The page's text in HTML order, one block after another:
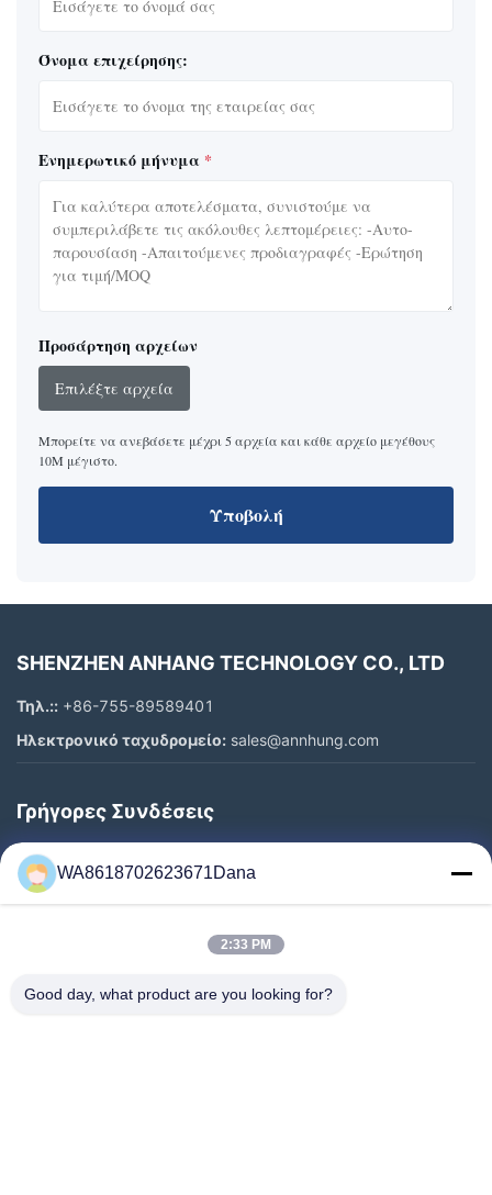
Όνομα επιχείρησης:
Ενημερωτικό μήνυμα *
Προσάρτηση αρχείων
Επιλέξτε αρχεία
Μπορείτε να ανεβάσετε μέχρι 5 αρχεία και κάθε αρχείο μεγέθους
10M μέγιστο.
Υποβολή
SHENZHEN ANHANG TECHNOLOGY CO., LTD
Τηλ.:: +86-755-89589401
Ηλεκτρονικό ταχυδρομείο: sales@annhung.com
Γρήγορες Συνδέσεις
Σπίτι
Προϊόντα
Επισκέψεις Στο Εργοστάσιο
WA8618702623671Dana
2:33 PM
Good day, what product are you looking for?